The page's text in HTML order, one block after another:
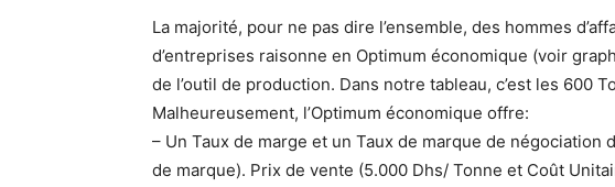
La majorité, pour ne pas dire l’ensemble, des hommes
d’entreprises raisonne en Optimum économique (voir
de l’outil de production. Dans notre tableau, c’est les 600
Malheureusement, l’Optimum économique offre:
– Un Taux de marge et un Taux de marque de négociation
de marque). Prix de vente (5.000 Dhs/ Tonne et Coût